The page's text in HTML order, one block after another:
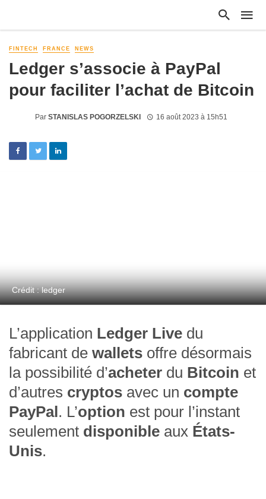
FINTECH FRANCE NEWS
Ledger s’associe à PayPal
pour faciliter l’achat de Bitcoin
Par STANISLAS POGORZELSKI 16 août 2023 à 15h51
Crédit : ledger
L’application Ledger Live du
fabricant de wallets offre désormais
la possibilité d’acheter du Bitcoin et
d’autres cryptos avec un compte
PayPal . L’option est pour l’instant
seulement disponible aux États-
Unis.